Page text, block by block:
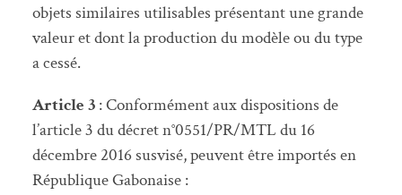
objets similaires utilisables présentant une grande
valeur et dont la production du modèle ou du type
a cessé.
Article 3: Conformément aux dispositions de
l’article 3 du décret n°0551/PR/MTL du 16
décembre 2016 susvisé, peuvent être importés en
République Gabonaise :